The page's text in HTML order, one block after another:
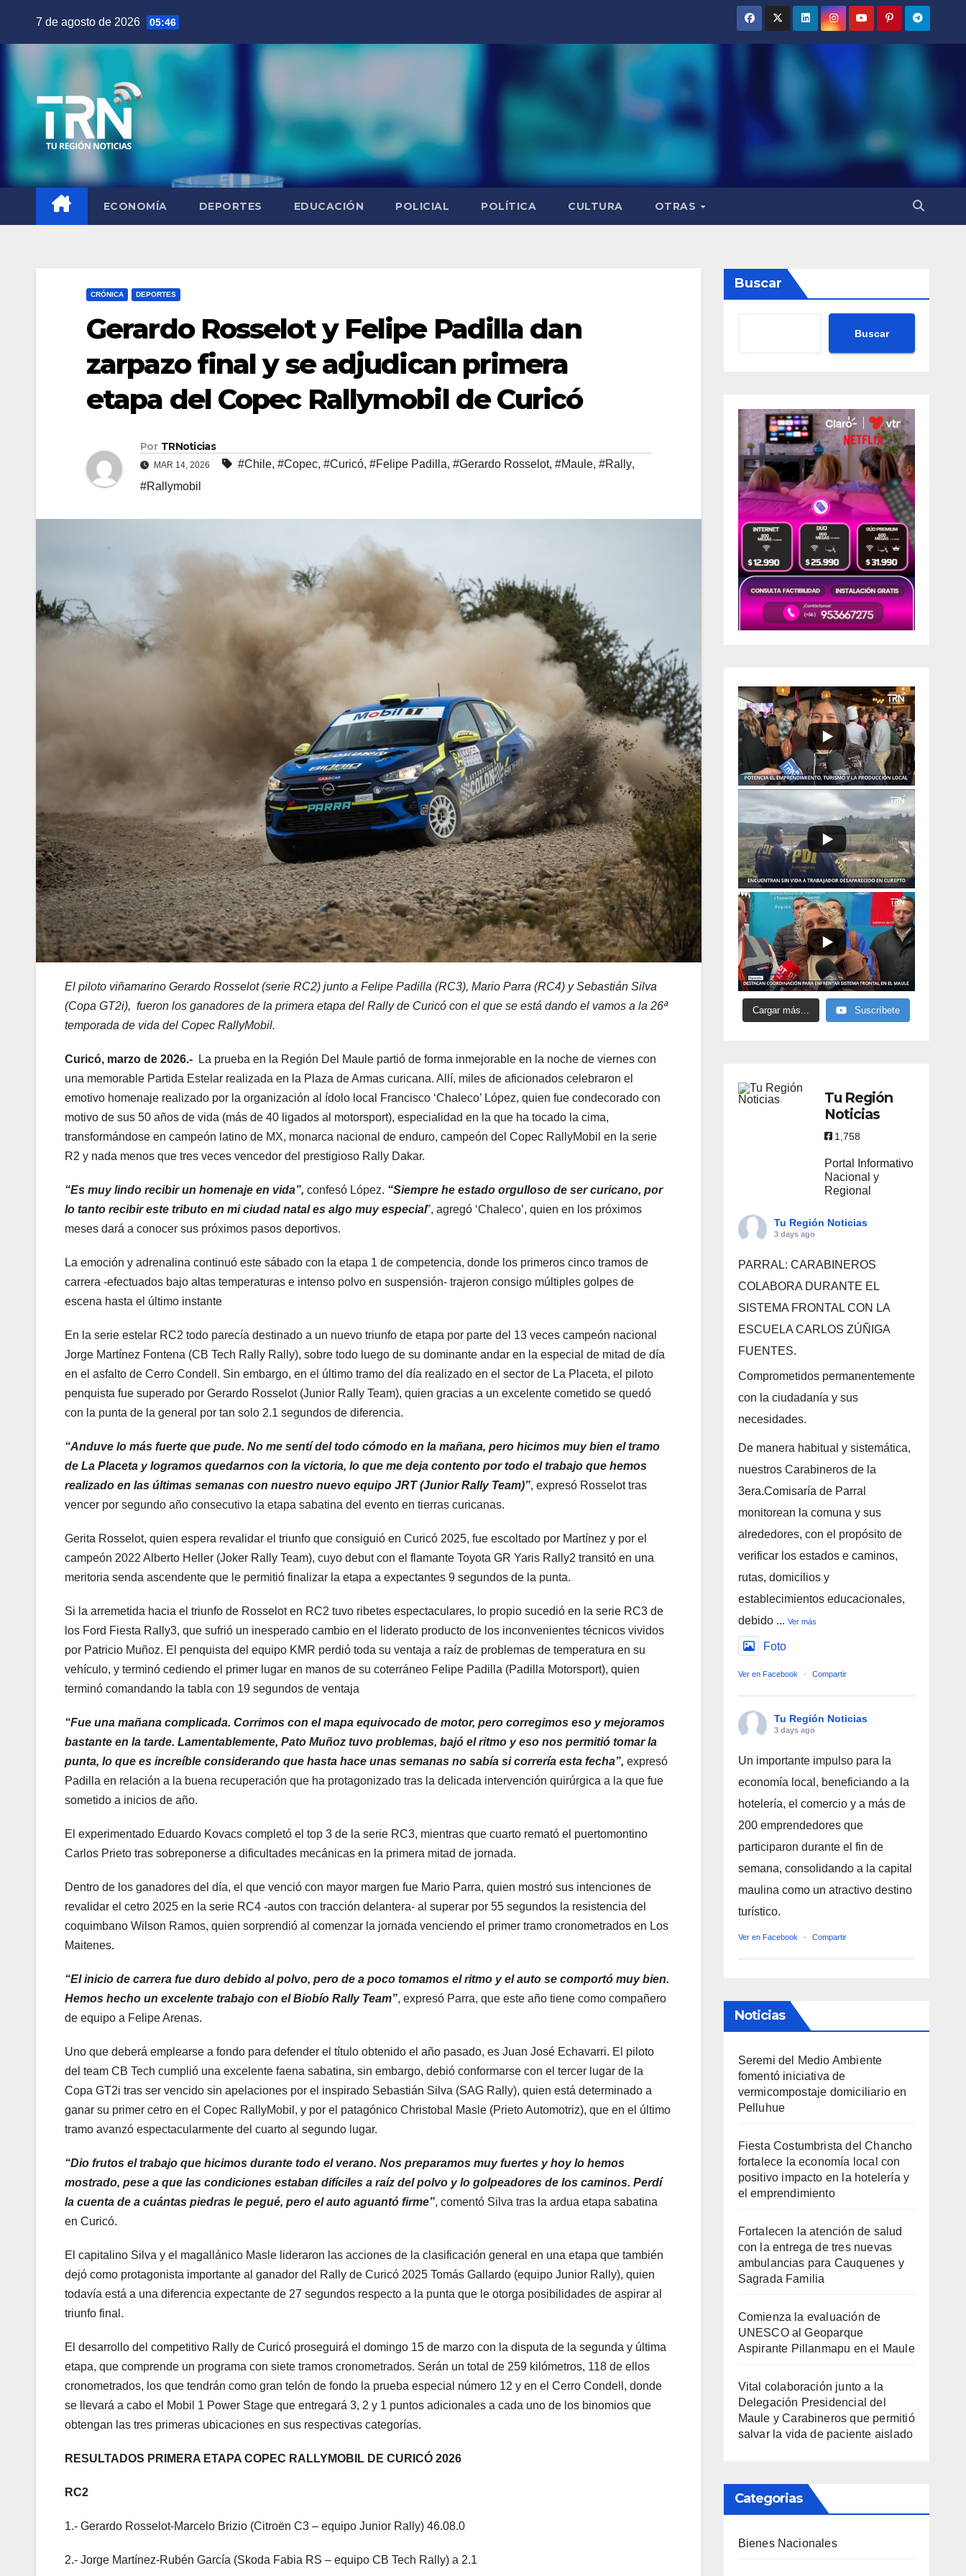
7 de agosto de 2026 05:46
ECONOMÍA DEPORTES EDUCACIÓN POLICIAL POLÍTICA CULTURA OTRAS
CRÓNICA DEPORTES
Gerardo Rosselot y Felipe Padilla dan
zarpazo final y se adjudican primera
etapa del Copec Rallymobil de Curicó
Por TRNoticias
MAR 14, 2026 #Chile, #Copec, #Curicó, #Felipe Padilla, #Gerardo Rosselot, #Maule, #Rally,
#Rallymobil
El piloto viñamarino Gerardo Rosselot (serie RC2) junto a Felipe Padilla (RC3), Mario Parra (RC4) y Sebastián Silva
(Copa GT2i), fueron los ganadores de la primera etapa del Rally de Curicó con el que se está dando el vamos a la 26ª
temporada de vida del Copec RallyMobil.
Curicó, marzo de 2026.- La prueba en la Región Del Maule partió de forma inmejorable en la noche de viernes con
una memorable Partida Estelar realizada en la Plaza de Armas curicana. Allí, miles de aficionados celebraron el
emotivo homenaje realizado por la organización al ídolo local Francisco ‘Chaleco’ López, quien fue condecorado con
motivo de sus 50 años de vida (más de 40 ligados al motorsport), especialidad en la que ha tocado la cima,
transformándose en campeón latino de MX, monarca nacional de enduro, campeón del Copec RallyMobil en la serie
R2 y nada menos que tres veces vencedor del prestigioso Rally Dakar.
“Es muy lindo recibir un homenaje en vida”, confesó López. “Siempre he estado orgulloso de ser curicano, por
lo tanto recibir este tributo en mi ciudad natal es algo muy especial”, agregó ‘Chaleco’, quien en los próximos
meses dará a conocer sus próximos pasos deportivos.
La emoción y adrenalina continuó este sábado con la etapa 1 de competencia, donde los primeros cinco tramos de
carrera -efectuados bajo altas temperaturas e intenso polvo en suspensión- trajeron consigo múltiples golpes de
escena hasta el último instante
En la serie estelar RC2 todo parecía destinado a un nuevo triunfo de etapa por parte del 13 veces campeón nacional
Jorge Martínez Fontena (CB Tech Rally Rally), sobre todo luego de su dominante andar en la especial de mitad de día
en el asfalto de Cerro Condell. Sin embargo, en el último tramo del día realizado en el sector de La Placeta, el piloto
penquista fue superado por Gerardo Rosselot (Junior Rally Team), quien gracias a un excelente cometido se quedó
con la punta de la general por tan solo 2.1 segundos de diferencia.
“Anduve lo más fuerte que pude. No me sentí del todo cómodo en la mañana, pero hicimos muy bien el tramo
de La Placeta y logramos quedarnos con la victoria, lo que me deja contento por todo el trabajo que hemos
realizado en las últimas semanas con nuestro nuevo equipo JRT (Junior Rally Team)”, expresó Rosselot tras
vencer por segundo año consecutivo la etapa sabatina del evento en tierras curicanas.
Gerita Rosselot, quien espera revalidar el triunfo que consiguió en Curicó 2025, fue escoltado por Martínez y por el
campeón 2022 Alberto Heller (Joker Rally Team), cuyo debut con el flamante Toyota GR Yaris Rally2 transitó en una
meritoria senda ascendente que le permitió finalizar la etapa a expectantes 9 segundos de la punta.
Si la arremetida hacia el triunfo de Rosselot en RC2 tuvo ribetes espectaculares, lo propio sucedió en la serie RC3 de
los Ford Fiesta Rally3, que sufrió un inesperado cambio en el liderato producto de los inconvenientes técnicos vividos
por Patricio Muñoz. El penquista del equipo KMR perdió toda su ventaja a raíz de problemas de temperatura en su
vehículo, y terminó cediendo el primer lugar en manos de su coterráneo Felipe Padilla (Padilla Motorsport), quien
terminó comandando la tabla con 19 segundos de ventaja
“Fue una mañana complicada. Corrimos con el mapa equivocado de motor, pero corregimos eso y mejoramos
bastante en la tarde. Lamentablemente, Pato Muñoz tuvo problemas, bajó el ritmo y eso nos permitió tomar la
punta, lo que es increíble considerando que hasta hace unas semanas no sabía si correría esta fecha”, expresó
Padilla en relación a la buena recuperación que ha protagonizado tras la delicada intervención quirúrgica a la que fue
sometido a inicios de año.
El experimentado Eduardo Kovacs completó el top 3 de la serie RC3, mientras que cuarto remató el puertomontino
Carlos Prieto tras sobreponerse a dificultades mecánicas en la primera mitad de jornada.
Dentro de los ganadores del día, el que venció con mayor margen fue Mario Parra, quien mostró sus intenciones de
revalidar el cetro 2025 en la serie RC4 -autos con tracción delantera- al superar por 55 segundos la resistencia del
coquimbano Wilson Ramos, quien sorprendió al comenzar la jornada venciendo el primer tramo cronometrados en Los
Maitenes.
“El inicio de carrera fue duro debido al polvo, pero de a poco tomamos el ritmo y el auto se comportó muy bien.
Hemos hecho un excelente trabajo con el Biobío Rally Team”, expresó Parra, que este año tiene como compañero
de equipo a Felipe Arenas.
Uno que deberá emplearse a fondo para defender el título obtenido el año pasado, es Juan José Echavarri. El piloto
del team CB Tech cumplió una excelente faena sabatina, sin embargo, debió conformarse con el tercer lugar de la
Copa GT2i tras ser vencido sin apelaciones por el inspirado Sebastián Silva (SAG Rally), quien está determinado a
ganar su primer cetro en el Copec RallyMobil, y por el patagónico Christobal Masle (Prieto Automotriz), que en el último
tramo avanzó espectacularmente del cuarto al segundo lugar.
“Dio frutos el trabajo que hicimos durante todo el verano. Nos preparamos muy fuertes y hoy lo hemos
mostrado, pese a que las condiciones estaban difíciles a raíz del polvo y lo golpeadores de los caminos. Perdí
la cuenta de a cuántas piedras le pegué, pero el auto aguantó firme”, comentó Silva tras la ardua etapa sabatina
en Curicó.
El capitalino Silva y el magallánico Masle lideraron las acciones de la clasificación general en una etapa que también
dejó como protagonista importante al ganador del Rally de Curicó 2025 Tomás Gallardo (equipo Junior Rally), quien
todavía está a una diferencia expectante de 27 segundos respecto a la punta que le otorga posibilidades de aspirar al
triunfo final.
El desarrollo del competitivo Rally de Curicó proseguirá el domingo 15 de marzo con la disputa de la segunda y última
etapa, que comprende un programa con siete tramos cronometrados. Serán un total de 259 kilómetros, 118 de ellos
cronometrados, los que tendrán como gran telón de fondo la prueba especial número 12 y en el Cerro Condell, donde
se llevará a cabo el Mobil 1 Power Stage que entregará 3, 2 y 1 puntos adicionales a cada uno de los binomios que
obtengan las tres primeras ubicaciones en sus respectivas categorías.
RESULTADOS PRIMERA ETAPA COPEC RALLYMOBIL DE CURICÓ 2026
RC2
1.- Gerardo Rosselot-Marcelo Brizio (Citroën C3 – equipo Junior Rally) 46.08.0
2.- Jorge Martínez-Rubén García (Skoda Fabia RS – equipo CB Tech Rally) a 2.1
Buscar
Buscar
Cargar más... Suscríbete
Tu Región
Noticias
1,758
Portal Informativo
Nacional y
Regional
Tu Región Noticias
3 days ago
PARRAL: CARABINEROS
COLABORA DURANTE EL
SISTEMA FRONTAL CON LA
ESCUELA CARLOS ZÚÑIGA
FUENTES.
Comprometidos permanentemente
con la ciudadanía y sus
necesidades.
De manera habitual y sistemática,
nuestros Carabineros de la
3era.Comisaría de Parral
monitorean la comuna y sus
alrededores, con el propósito de
verificar los estados e caminos,
rutas, domicilios y
establecimientos educacionales,
debido ... Ver más
Foto
Ver en Facebook · Compartir
Tu Región Noticias
3 days ago
Un importante impulso para la
economía local, beneficiando a la
hotelería, el comercio y a más de
200 emprendedores que
participaron durante el fin de
semana, consolidando a la capital
maulina como un atractivo destino
turístico.
Ver en Facebook · Compartir
Noticias
Seremi del Medio Ambiente
fomentó iniciativa de
vermicompostaje domiciliario en
Pelluhue
Fiesta Costumbrista del Chancho
fortalece la economía local con
positivo impacto en la hotelería y
el emprendimiento
Fortalecen la atención de salud
con la entrega de tres nuevas
ambulancias para Cauquenes y
Sagrada Familia
Comienza la evaluación de
UNESCO al Geoparque
Aspirante Pillanmapu en el Maule
Vital colaboración junto a la
Delegación Presidencial del
Maule y Carabineros que permitió
salvar la vida de paciente aislado
Categorias
Bienes Nacionales